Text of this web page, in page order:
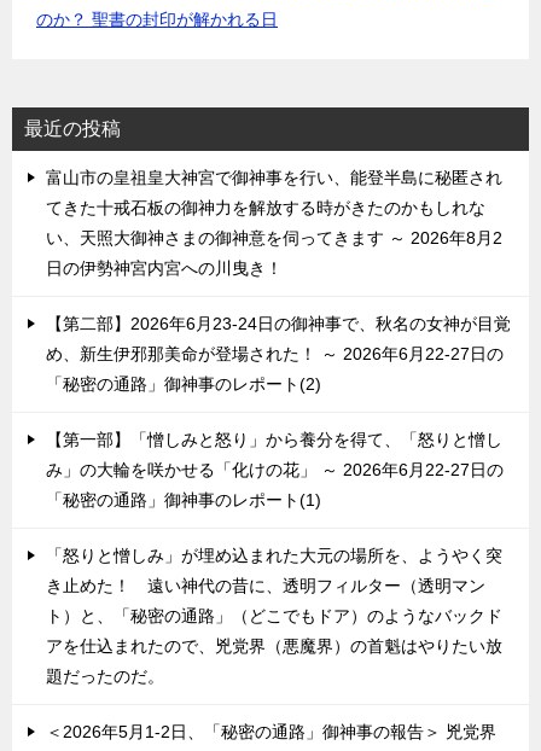
のか？ 聖書の封印が解かれる日
最近の投稿
富山市の皇祖皇大神宮で御神事を行い、能登半島に秘匿され
てきた十戒石板の御神力を解放する時がきたのかもしれな
い、天照大御神さまの御神意を伺ってきます ～ 2026年8月2
日の伊勢神宮内宮への川曳き！
【第二部】2026年6月23-24日の御神事で、秋名の女神が目覚
め、新生伊邪那美命が登場された！ ～ 2026年6月22-27日の
「秘密の通路」御神事のレポート(2)
【第一部】「憎しみと怒り」から養分を得て、「怒りと憎し
み」の大輪を咲かせる「化けの花」 ～ 2026年6月22-27日の
「秘密の通路」御神事のレポート(1)
「怒りと憎しみ」が埋め込まれた大元の場所を、ようやく突
き止めた！ 遠い神代の昔に、透明フィルター（透明マン
ト）と、「秘密の通路」（どこでもドア）のようなバックド
アを仕込まれたので、兇党界（悪魔界）の首魁はやりたい放
題だったのだ。
＜2026年5月1-2日、「秘密の通路」御神事の報告＞ 兇党界